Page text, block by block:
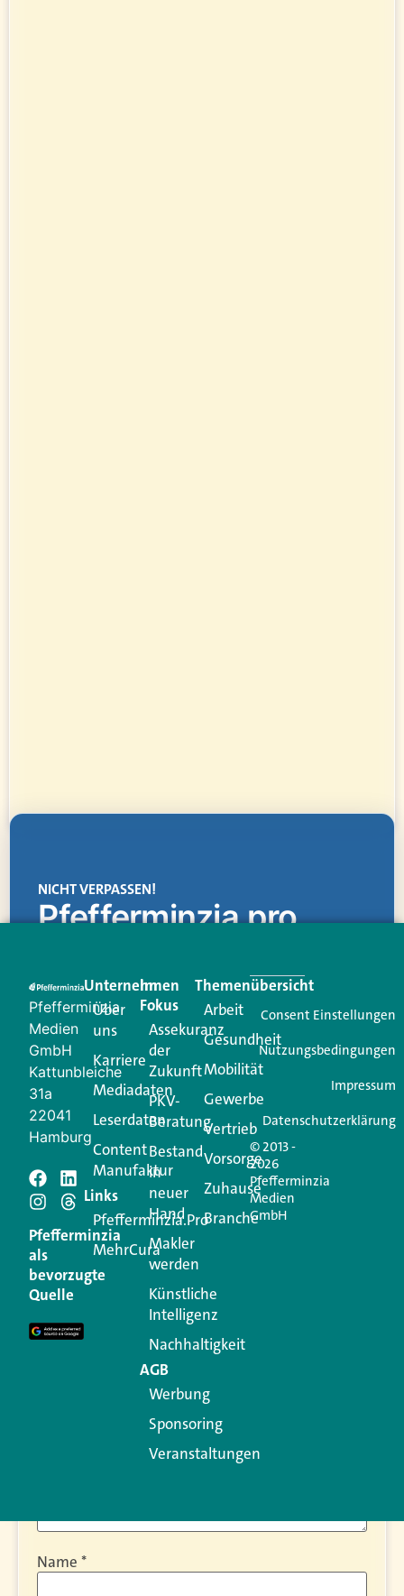
NICHT VERPASSEN!
Pfefferminzia.pro
Creator für Ihre Kundenkommunikation. Alles, was
Ihren Vertriebsalltag leichter macht. Mit nur einem
Login.
Jetzt anmelden
Schreiben Sie einen
Kommentar
Ihre E-Mail-Adresse wird nicht veröffentlicht.
Erforderliche Felder sind mit
Kommentar
Name *
Pfefferminzia
Medien
GmbH
Kattunbleiche
31a
22041
Hamburg
Pfefferminzia
als
bevorzugte
Quelle
Unternehmen
Über
uns
Karriere
Mediadaten
Leserdaten
Content
Manufaktur
Links
Pfefferminzia.Pro
MehrCura
Im
Fokus
Assekuranz
der
Zukunft
PKV-
Beratung
Bestand
in
neuer
Hand
Makler
werden
Künstliche
Intelligenz
Nachhaltigkeit
AGB
Werbung
Sponsoring
Veranstaltungen
Themenübersicht
Arbeit
Gesundheit
Mobilität
Gewerbe
Vertrieb
Vorsorge
Zuhause
Branche
© 2013 -
2026
Pfefferminzia
Medien
GmbH
Consent Einstellungen
Nutzungsbedingungen
Impressum
Datenschutzerklärung